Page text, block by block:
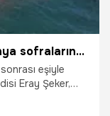
Çoruh Havzası'nda üretiliyor, dünya sofralarına gidiyor
eşiyle
Eray Şeker,